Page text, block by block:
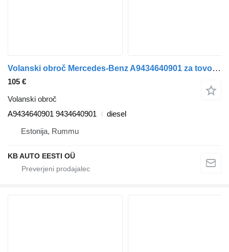
Volanski obroč Mercedes-Benz A9434640901 za tovornjak Mercedes-Benz Actros, Axor MP1, MP2, MP3 (1996-2014)
105 €
Volanski obroč
A9434640901 9434640901
diesel
Estonija, Rummu
KB AUTO EESTI OÜ